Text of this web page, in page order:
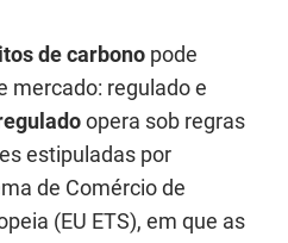
de carbono pode
mercado: regulado e
opera sob regras
estipuladas por
de Comércio de
(EU ETS), em que as